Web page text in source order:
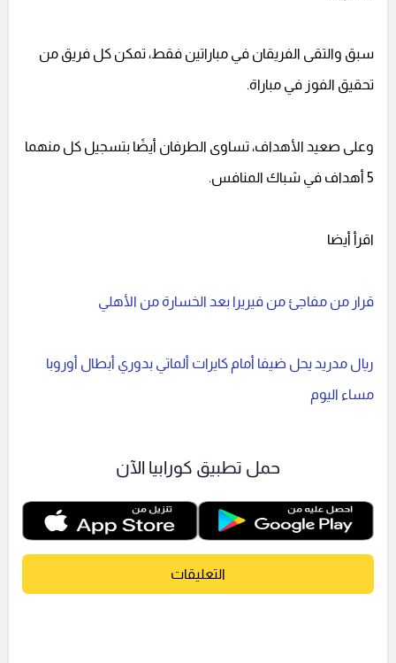
سبق والتقى الفريقان في مباراتين فقط، تمكن كل فريق من
تحقيق الفوز في مباراة.
وعلى صعيد الأهداف، تساوى الطرفان أيضًا بتسجيل كل منهما
5 أهداف في شباك المنافس.
اقرأ أيضا
قرار من مفاجئ من فيريرا بعد الخسارة من الأهلي
ريال مدريد يحل ضيفا أمام كايرات ألماتي بدوري أبطال أوروبا
مساء اليوم
حمل تطبيق كورابيا الآن
التعليقات